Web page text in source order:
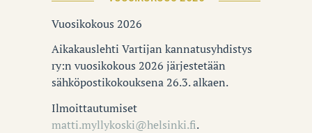
Vuosikokous 2026
Aikakauslehti Vartijan kannatusyhdistys
ry:n vuosikokous 2026 järjestetään
sähköpostikokouksena 26.3. alkaen.
Ilmoittautumiset
matti.myllykoski@helsinki.fi.